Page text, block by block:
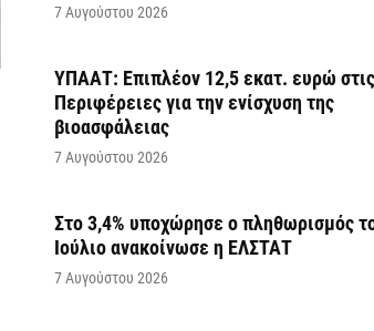
7 Αυγούστου 2026
ΥΠΑΑΤ: Επιπλέον 12,5 εκατ. ευρώ στις
Περιφέρειες για την ενίσχυση της
βιοασφάλειας
7 Αυγούστου 2026
Στο 3,4% υποχώρησε ο πληθωρισμός
Ιούλιο ανακοίνωσε η ΕΛΣΤΑΤ
7 Αυγούστου 2026